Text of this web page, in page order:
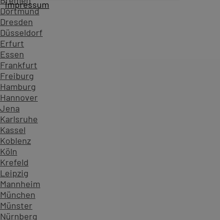
Dortmund
Dresden
Düsseldorf
Erfurt
Essen
Frankfurt
Freiburg
Hamburg
Hannover
Jena
Karlsruhe
Kassel
Koblenz
Köln
Krefeld
Leipzig
Mannheim
München
Münster
Nürnberg
Startseite
Zahlen, die Vertrauen schaffen - überzeugen Sie sich
234.599
Teilnehmende
904
Impressum